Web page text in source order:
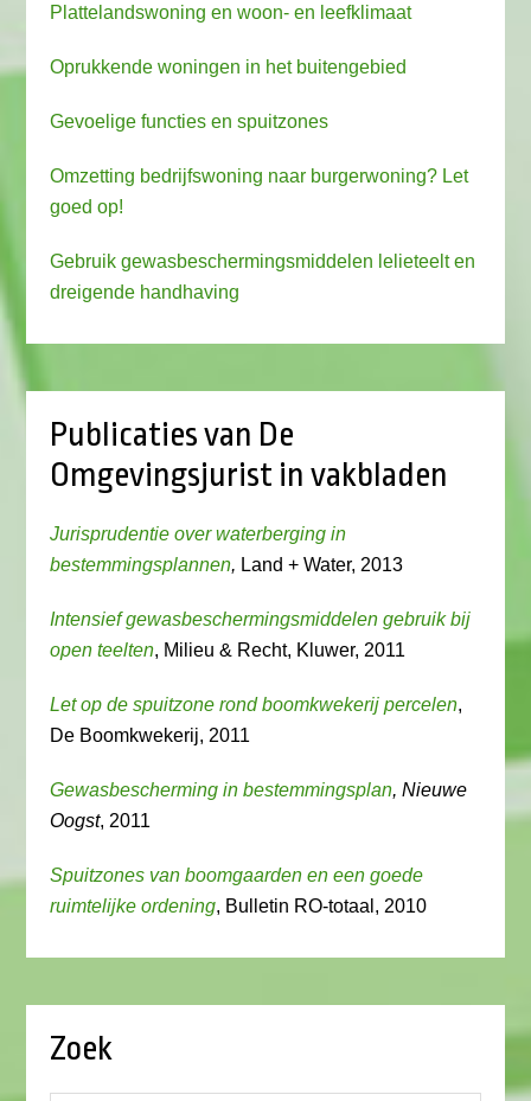
Plattelandswoning en woon- en leefklimaat
Oprukkende woningen in het buitengebied
Gevoelige functies en spuitzones
Omzetting bedrijfswoning naar burgerwoning? Let
goed op!
Gebruik gewasbeschermingsmiddelen lelieteelt en
dreigende handhaving
Publicaties van De
Omgevingsjurist in vakbladen
Jurisprudentie over waterberging in
bestemmingsplannen, Land + Water, 2013
Intensief gewasbeschermingsmiddelen gebruik bij
open teelten, Milieu & Recht, Kluwer, 2011
Let op de spuitzone rond boomkwekerij percelen,
De Boomkwekerij, 2011
Gewasbescherming in bestemmingsplan, Nieuwe
Oogst, 2011
Spuitzones van boomgaarden en een goede
ruimtelijke ordening, Bulletin RO-totaal, 2010
Zoek